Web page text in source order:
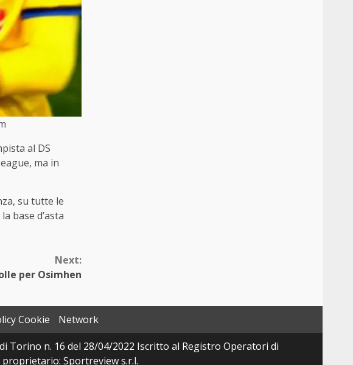
al DS
ma in
su tutte le
base d’asta
Next:
per Osimhen
Cookie
Network
n. 16 del 28/04/2022 Iscritto al Registro Operatori di
proprietario: Sportreview s.r.l.